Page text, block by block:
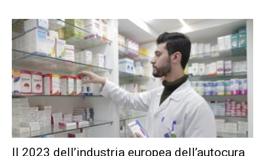
Il 2023 dell’industria europea dell’autocura